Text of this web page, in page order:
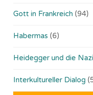
Gott in Frankreich (94)
Habermas (6)
Heidegger und die
Interkultureller Dialog